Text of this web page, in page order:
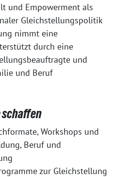
und Empowerment als
Gleichstellungspolitik
nimmt eine
durch eine
und
und Beruf
schaffen
Workshops und
Beruf und
zur Gleichstellung